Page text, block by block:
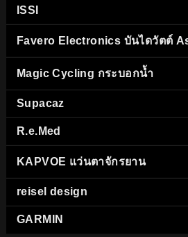
ISSI
Favero Electronics บันไดวัตต์
Magic Cycling กระบอกน้ำ
Supacaz
R.e.Med
KAPVOE แว่นตาจักรยาน
reisel design
GARMIN